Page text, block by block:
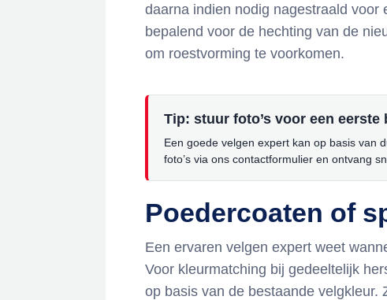
daarna indien nodig nagestraald
bepalend voor de hechting van de
om roestvorming te voorkomen.
Tip: stuur foto’s voor een eerste
Een goede velgen expert kan op basis van
foto’s via ons contactformulier en ontvang
Poedercoaten of
Een ervaren velgen expert weet
Voor kleurmatching bij gedeeltelijk
op basis van de bestaande velgkleur.